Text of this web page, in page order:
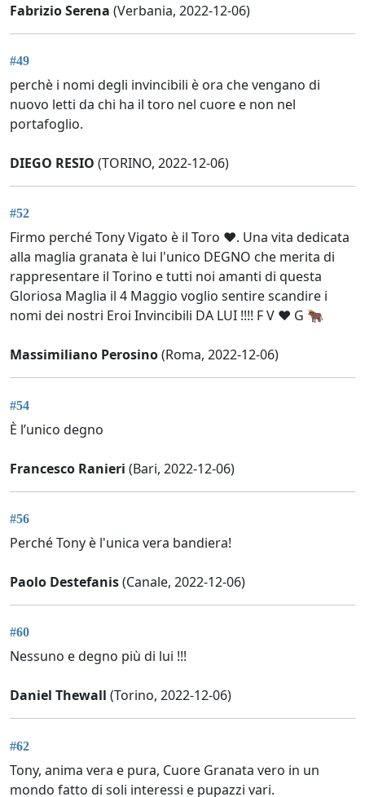
Fabrizio Serena (Verbania, 2022-12-06)
#49
perchè i nomi degli invincibili è ora che vengano di
nuovo letti da chi ha il toro nel cuore e non nel
portafoglio.
DIEGO RESIO (TORINO, 2022-12-06)
#52
Firmo perché Tony Vigato è il Toro ❤️. Una vita dedicata
alla maglia granata è lui l'unico DEGNO che merita di
rappresentare il Torino e tutti noi amanti di questa
Gloriosa Maglia il 4 Maggio voglio sentire scandire i
nomi dei nostri Eroi Invincibili DA LUI !!!! F V ❤️ G 🐂
Massimiliano Perosino(Roma, 2022-12-06)
#54
È l’unico degno
Francesco Ranieri (Bari, 2022-12-06)
#56
Perché Tony è l'unica vera bandiera!
Paolo Destefanis(Canale, 2022-12-06)
#60
Nessuno e degno più di lui !!!
Daniel Thewall (Torino, 2022-12-06)
#62
Tony, anima vera e pura, Cuore Granata vero in un
mondo fatto di soli interessi e pupazzi vari.